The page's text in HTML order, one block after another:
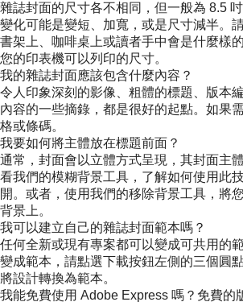
雜誌封面的尺寸各不相同，但一般為 8.5
變化可能是變短、加寬，或是尺寸減半。
書架上、咖啡桌上或讀者手中會是什麼樣
您的印表機可以列印的尺寸。
我的雜誌封面應該包含什麼內容？
令人印象深刻的影像、粗體的標題、版本
內容的一些摘錄，都是很好的起點。如果
格或條碼。
我要如何將主體放在標題前面？
通常，封面會以立體方式呈現，其封面主
看我們的模糊背景工具，了解如何使用此
開。或者，使用我們的移除背景工具，將
背景上。
我可以建立自己的雜誌封面範本嗎？
任何全新或現有專案都可以變成可共用的
變成範本，請點選下載按鈕左側的三個圓
將設計轉換為範本。
我能免費使用 Adobe Express 嗎？免費的